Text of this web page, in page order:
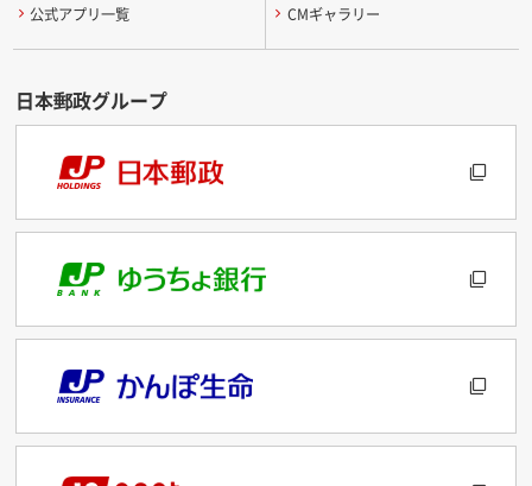
公式アプリ一覧 CMギャラリー